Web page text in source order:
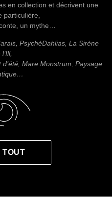
en collection et décrivent une
particulière,
un mythe…
PsychéDahlias, La Sirène
Mare Monstrum, Paysage
TOUT